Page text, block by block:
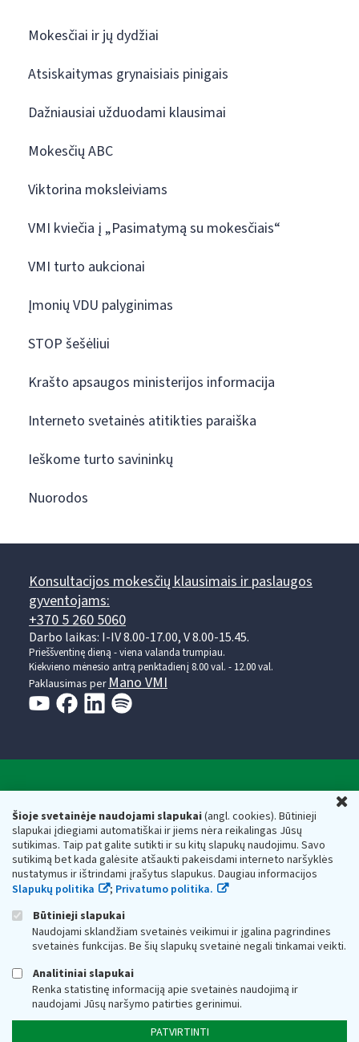
Šioje svetainėje naudojami slapukai(angl. cookies). Būtinieji
slapukai įdiegiami automatiškai ir jiems nėra reikalingas Jūsų
sutikimas. Taip pat galite sutikti ir su kitų slapukų naudojimu. Savo
sutikimą bet kada galėsite atšaukti pakeisdami interneto naršyklės
nustatymus ir ištrindami įrašytus slapukus. Daugiau informacijos
Slapukų politika
; Privatumo politika.
Būtinieji slapukai
Naudojami sklandžiam svetainės veikimui ir įgalina pagrindines
svetainės funkcijas. Be šių slapukų svetainė negali tinkamai veikti.
Analitiniai slapukai
Renka statistinę informaciją apie svetainės naudojimą ir
naudojami Jūsų naršymo patirties gerinimui.
PATVIRTINTI
Mokesčiai ir jų dydžiai
Atsiskaitymas grynaisiais pinigais
Dažniausiai užduodami klausimai
Mokesčių ABC
Viktorina moksleiviams
VMI kviečia į „Pasimatymą su mokesčiais“
VMI turto aukcionai
Įmonių VDU palyginimas
STOP šešėliui
Krašto apsaugos ministerijos informacija
Interneto svetainės atitikties paraiška
Ieškome turto savininkų
Nuorodos
Konsultacijos mokesčių klausimais ir paslaugos
gyventojams:
+370 5 260 5060
Darbo laikas: I-IV 8.00-17.00, V 8.00-15.45.
Prieššventinę dieną - viena valanda trumpiau.
Kiekvieno mėnesio antrą penktadienį 8.00 val. - 12.00 val.
Paklausimas per Mano VMI
Respublikos finansų ministerijos
Biudžetinė įstaiga. Juridinio asmens kodas — 188659752,
adresas: Vasario 16-osios g. 14, 01107 Vilnius, Lietuva, el.paštas:
vmi@vmi.lt, E. pristatymo dėžutės adresas 188659752
Duomenys apie Valstybinę mokesčių inspekciją prie Lietuvos
Respublikos finansų ministerijos kaupiami ir saugomi Juridinių